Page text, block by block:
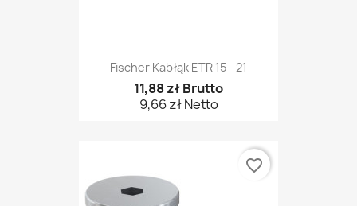
Fischer Kabłąk ETR 15 - 21
11,88 zł Brutto
9,66 zł Netto
favorite_border